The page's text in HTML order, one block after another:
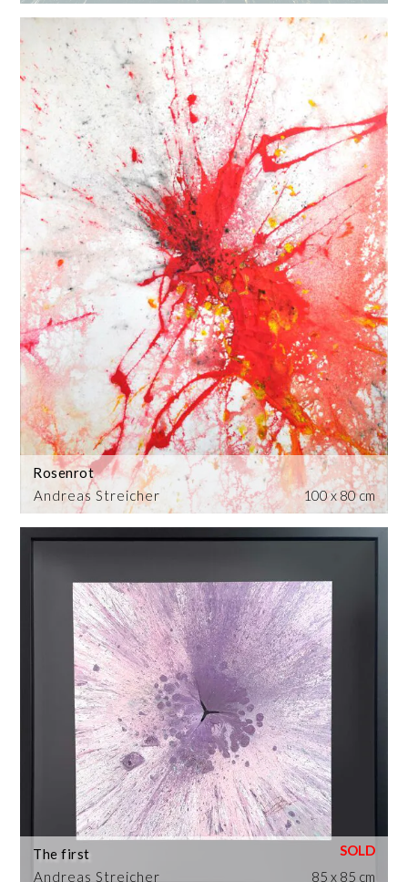
Andreas Streicher
Rosenrot
100 x 80 cm
Andreas Streicher
The first
85 x 85 cm